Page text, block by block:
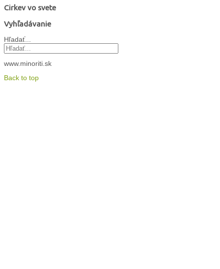
Cirkev vo svete
Vyhľadávanie
Hľadať...
www.minoriti.sk
Back to top